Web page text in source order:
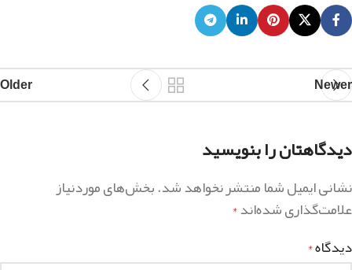
Newer
Older
دیدگاهتان را بنویسید
نشانی ایمیل شما منتشر نخواهد شد.بخش‌های موردنیاز
علامت‌گذاری شده‌اند*
دیدگاه*